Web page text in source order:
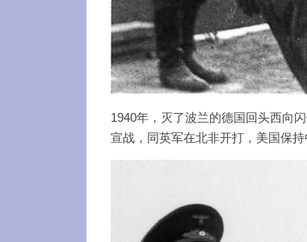
1940年，灭了波兰的德国回头西向
宣战，同英军在北非开打，美国保持